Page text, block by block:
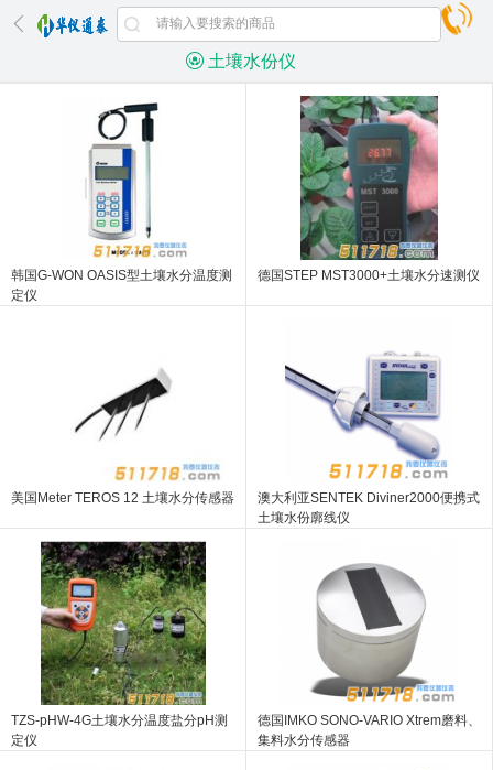
土壤水份仪
韩国G-WON OASIS型土壤水分温度测
定仪
德国STEP MST3000+土壤水分速测仪
美国Meter TEROS 12 土壤水分传感器
澳大利亚SENTEK Diviner2000便携式
土壤水份廓线仪
TZS-pHW-4G土壤水分温度盐分pH测
定仪
德国IMKO SONO-VARIO Xtrem磨料、
集料水分传感器